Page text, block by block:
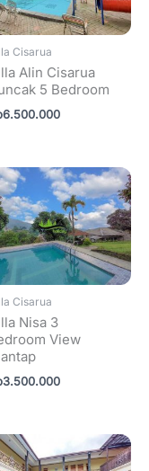
Cisarua
Alin Cisarua
5 Bedroom
6.500.000
Cisarua
Nisa 3
View
3.500.000